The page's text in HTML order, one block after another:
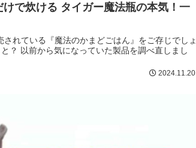
で炊ける タイガー魔法瓶の本気！一
れている『魔法のかまどごはん』をご存じでしょ
2024.11.20